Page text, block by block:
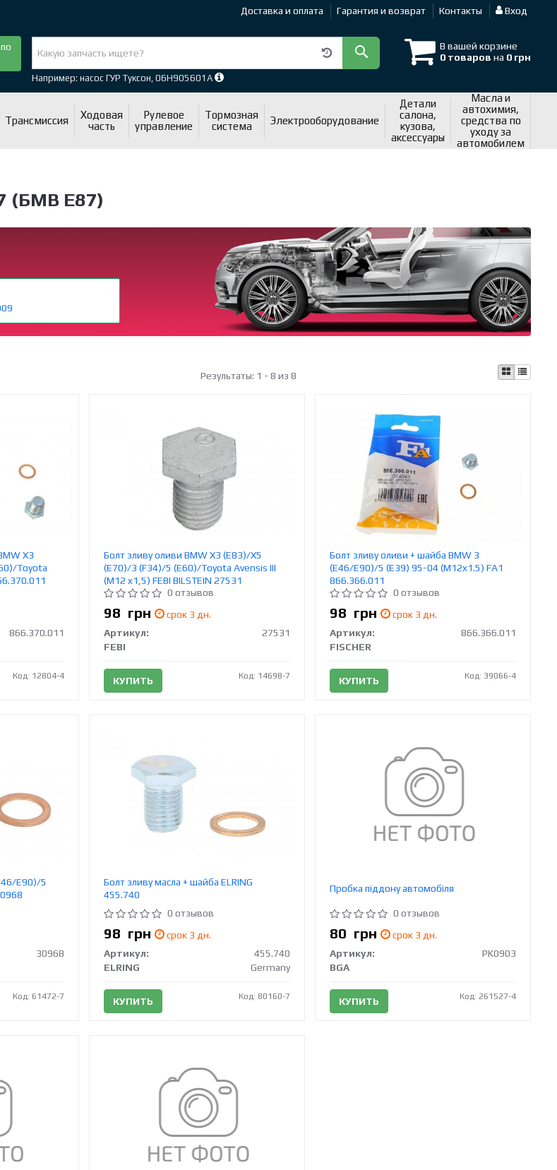
Доставка и оплата Гарантия и возврат Контакты Вход
В вашей корзине
0 товаров на 0 грн
Например: насос ГУР Туксон, 06H905601A
Трансмиссия
Ходовая
часть
Рулевое
управление
Тормозная
система
Электрооборудование
Детали
салона,
кузова,
аксессуары
Масла и
автохимия,
средства по
уходу за
автомобилем
(БМВ Е87)
Результаты: 1 - 8 из 8
X3
Toyota
866.370.011
Код: 12804-4
Болт зливу оливи BMW X3 (E83)/X5
(E70)/3 (F34)/5 (E60)/Toyota Avensis III
(M12 x1,5) FEBI BILSTEIN 27531
0 отзывов
98 грн
срок 3 дн.
Артикул:
27531
FEBI
КУПИТЬ Код: 14698-7
Болт зливу оливи + шайба BMW 3
(E46/E90)/5 (E39) 95-04 (M12x1.5) FA1
866.366.011
0 отзывов
98 грн
срок 3 дн.
Артикул:
866.366.011
FISCHER
КУПИТЬ Код: 39066-4
E90)/5
30968
Код: 61472-7
Болт зливу масла + шайба ELRING
455.740
0 отзывов
98 грн
срок 3 дн.
Артикул:
455.740
ELRING
Germany
КУПИТЬ Код: 80160-7
Пробка піддону автомобіля
0 отзывов
80 грн
срок 3 дн.
Артикул:
PK0903
BGA
КУПИТЬ Код: 261527-4